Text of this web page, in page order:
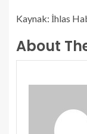
Kaynak: İhlas
About